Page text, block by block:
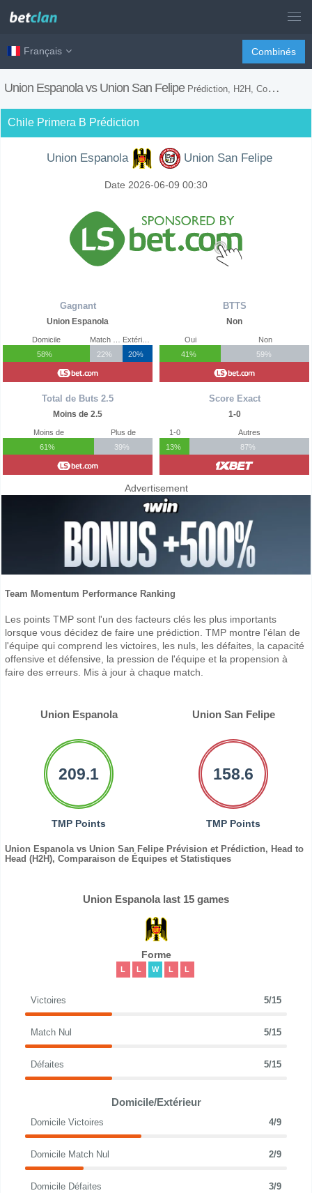
Français Combinés
Union Espanola vs Union San Felipe Prédiction, H2H, Conseils de Paris et Prévision du Match
Chile Primera B Prédiction
Union Espanola Union San Felipe
Date 2026-06-09 00:30
Gagnant
Union Espanola
Domicile
58%
22%
Extérieur
20%
Total de Buts 2.5
Moins de 2.5
Moins de
61%
Plus de
39%
BTTS
Non
Oui
41%
Non
59%
Score Exact
1-0
1-0
13%
Autres
87%
Advertisement
Team Momentum Performance Ranking
Les points TMP sont l'un des facteurs clés les plus importants
lorsque vous décidez de faire une prédiction. TMP montre l'élan de
l'équipe qui comprend les victoires, les nuls, les défaites, la capacité
offensive et défensive, la pression de l'équipe et la propension à
faire des erreurs. Mis à jour à chaque match.
Union Espanola Union San Felipe
209.1
TMP Points
158.6
TMP Points
Union Espanola vs Union San Felipe Prévision et Prédiction, Head to
Head (H2H), Comparaison de Équipes et Statistiques
Union Espanola last 15 games
Forme
L L W L L
Victoires 5/15
Match Nul 5/15
Défaites 5/15
Domicile/Extérieur
Domicile Victoires 4/9
Domicile Match Nul 2/9
Domicile Défaites 3/9